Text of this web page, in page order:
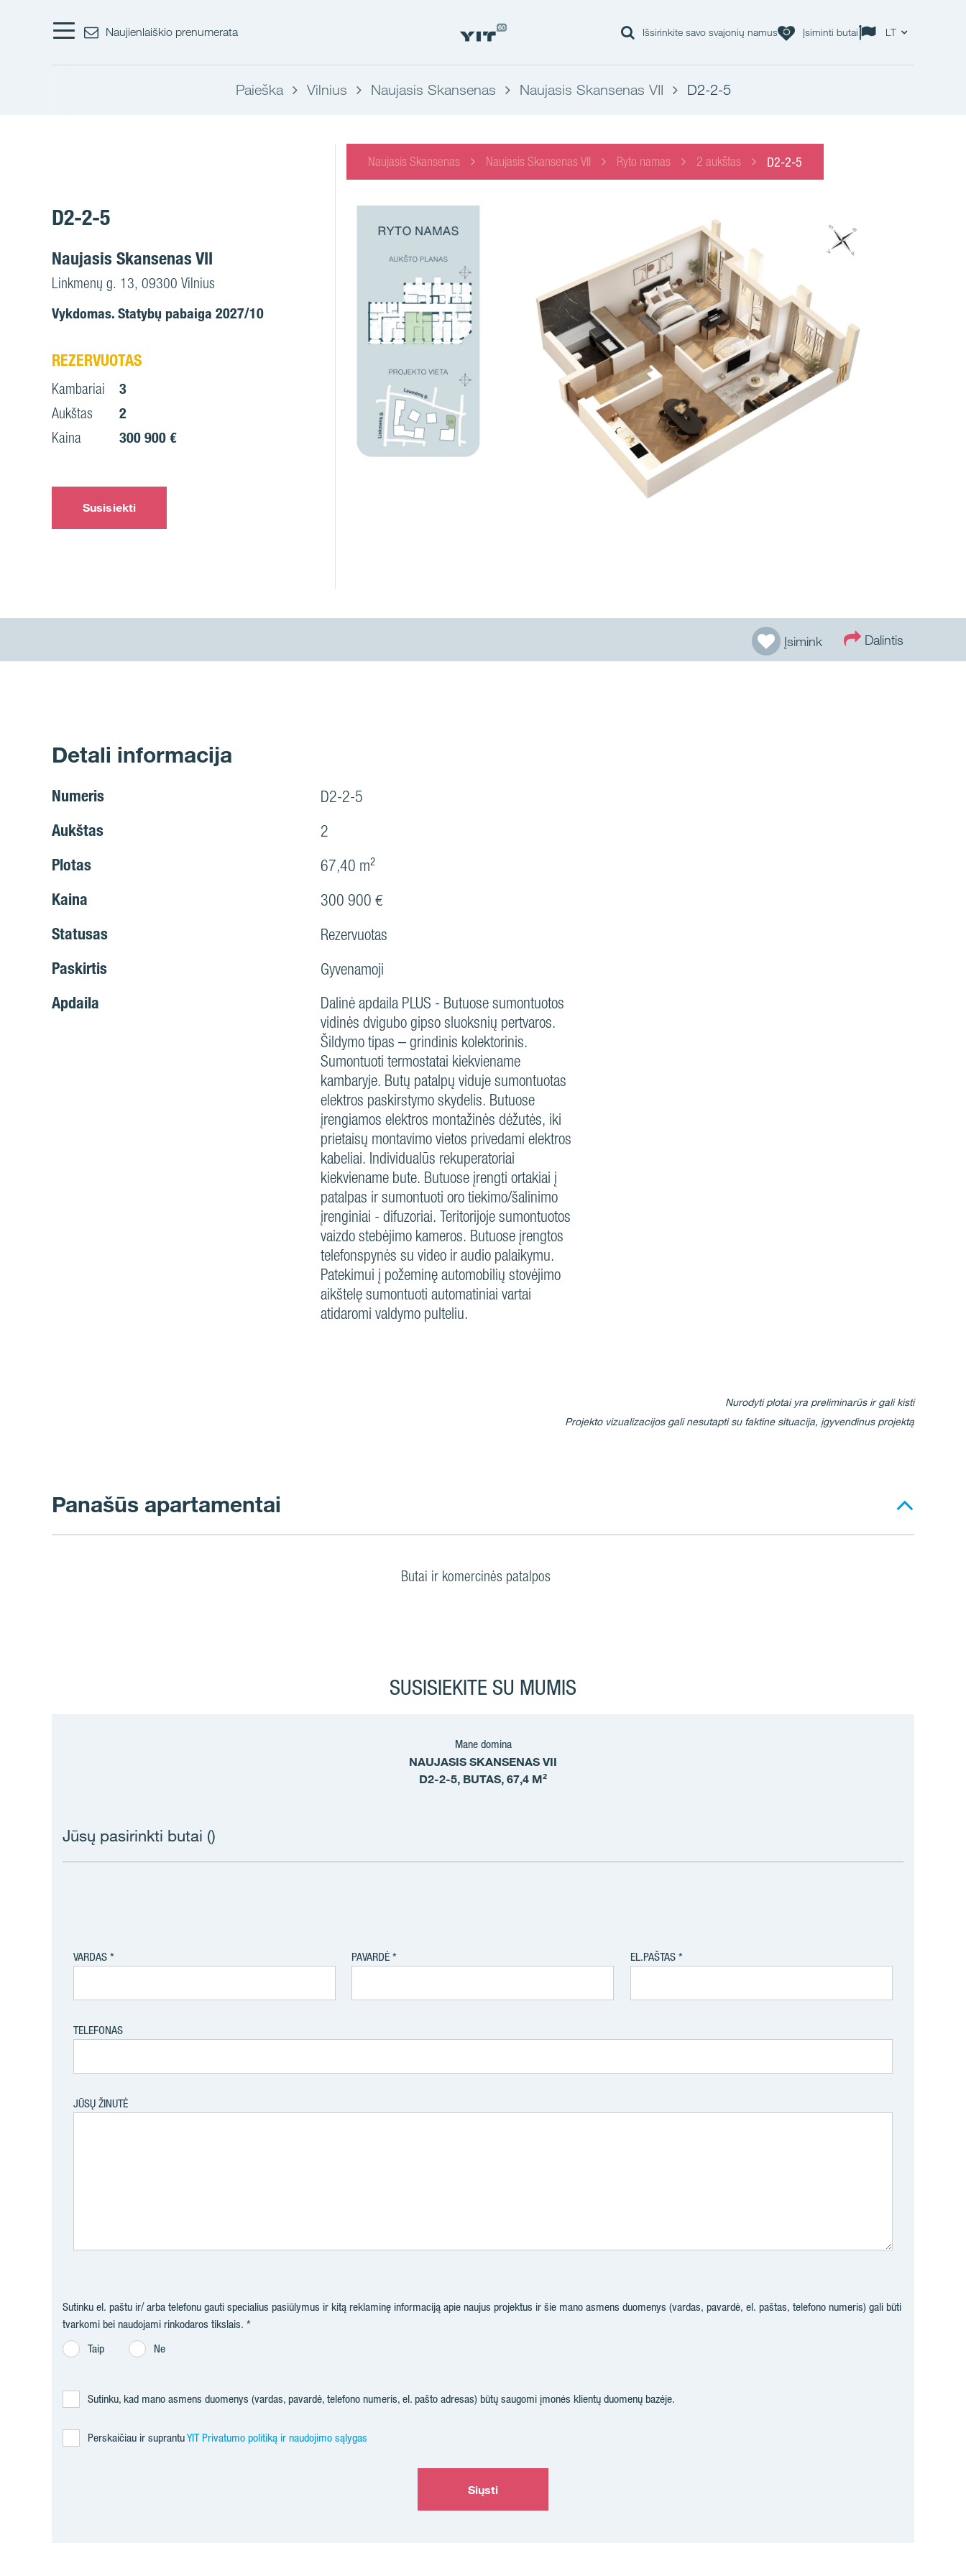
Naujienlaiškio prenumerata Išsirinkite savo svajonių namus Įsiminti butai LT
Paieška Vilnius Naujasis Skansenas Naujasis Skansenas VII D2-2-5
Naujasis Skansenas Naujasis Skansenas VII Ryto namas 2 aukštas D2-2-5
D2-2-5
Naujasis Skansenas VII
Linkmenų g. 13, 09300 Vilnius
Vykdomas. Statybų pabaiga 2027/10
REZERVUOTAS
Kambariai
3
Aukštas
2
Kaina
300 900 €
Susisiekti
Įsimink Dalintis
Detali informacija
Numeris D2-2-5
Aukštas 2
Plotas 67,40 m²
Kaina 300 900 €
Statusas Rezervuotas
Paskirtis Gyvenamoji
Apdaila
Dalinė apdaila PLUS - Butuose sumontuotos
vidinės dvigubo gipso sluoksnių pertvaros.
Šildymo tipas – grindinis kolektorinis.
Sumontuoti termostatai kiekviename
kambaryje. Butų patalpų viduje sumontuotas
elektros paskirstymo skydelis. Butuose
įrengiamos elektros montažinės dėžutės, iki
prietaisų montavimo vietos privedami elektros
kabeliai. Individualūs rekuperatoriai
kiekviename bute. Butuose įrengti ortakiai į
patalpas ir sumontuoti oro tiekimo/šalinimo
įrenginiai - difuzoriai. Teritorijoje sumontuotos
vaizdo stebėjimo kameros. Butuose įrengtos
telefonspynės su video ir audio palaikymu.
Patekimui į požeminę automobilių stovėjimo
aikštelę sumontuoti automatiniai vartai
atidaromi valdymo pulteliu.
Nurodyti plotai yra preliminarūs ir gali kisti
Projekto vizualizacijos gali nesutapti su faktine situacija, įgyvendinus projektą
Panašūs apartamentai
Butai ir komercinės patalpos
SUSISIEKITE SU MUMIS
Mane domina
NAUJASIS SKANSENAS VII
D2-2-5, BUTAS, 67,4 M²
Jūsų pasirinkti butai ()
VARDAS PAVARDĖ EL.PAŠTAS
TELEFONAS
JŪSŲ ŽINUTĖ
Sutinku el. paštu ir/ arba telefonu gauti specialius pasiūlymus ir kitą reklaminę informaciją apie naujus projektus ir šie mano asmens duomenys (vardas, pavardė, el. paštas, telefono numeris) gali būti
tvarkomi bei naudojami rinkodaros tikslais.
Taip
Ne
Sutinku, kad mano asmens duomenys (vardas, pavardė, telefono numeris, el. pašto adresas) būtų saugomi įmonės klientų duomenų bazėje.
Perskaičiau ir suprantuYIT Privatumo politiką ir naudojimo sąlygas
Siųsti